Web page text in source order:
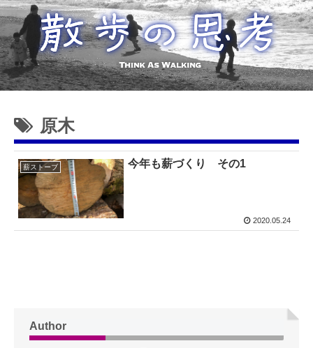
原木
薪ストーブ 今年も薪づくり その1
2020.05.24
Author